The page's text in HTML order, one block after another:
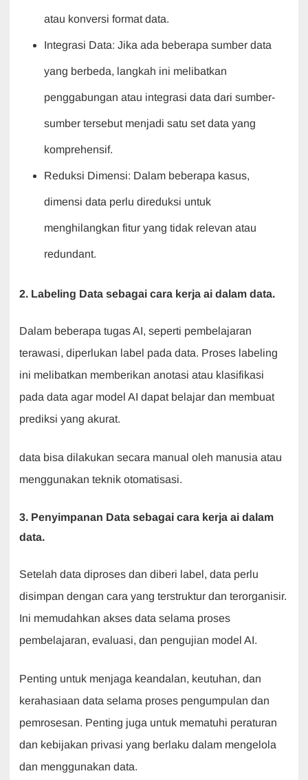
atau konversi format data.
Integrasi Data: Jika ada beberapa sumber data
yang berbeda, langkah ini melibatkan
penggabungan atau integrasi data dari sumber-
sumber tersebut menjadi satu set data yang
komprehensif.
Reduksi Dimensi: Dalam beberapa kasus,
dimensi data perlu direduksi untuk
menghilangkan fitur yang tidak relevan atau
redundant.
2. Labeling Data sebagai cara kerja ai dalam data.
Dalam beberapa tugas AI, seperti pembelajaran
terawasi, diperlukan label pada data. Proses labeling
ini melibatkan memberikan anotasi atau klasifikasi
pada data agar model AI dapat belajar dan membuat
prediksi yang akurat.
data bisa dilakukan secara manual oleh manusia atau
menggunakan teknik otomatisasi.
3. Penyimpanan Data sebagai cara kerja ai dalam
data.
Setelah data diproses dan diberi label, data perlu
disimpan dengan cara yang terstruktur dan terorganisir.
Ini memudahkan akses data selama proses
pembelajaran, evaluasi, dan pengujian model AI.
Penting untuk menjaga keandalan, keutuhan, dan
kerahasiaan data selama proses pengumpulan dan
pemrosesan. Penting juga untuk mematuhi peraturan
dan kebijakan privasi yang berlaku dalam mengelola
dan menggunakan data.